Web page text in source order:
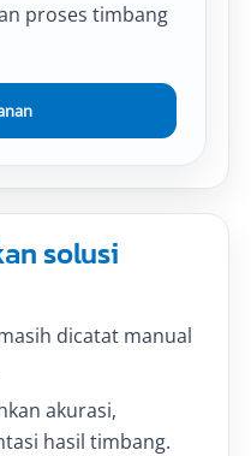
proses timbang
solusi
dicatat manual
akurasi,
hasil timbang.